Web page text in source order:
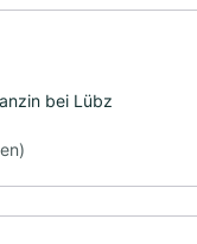
bei Lübz